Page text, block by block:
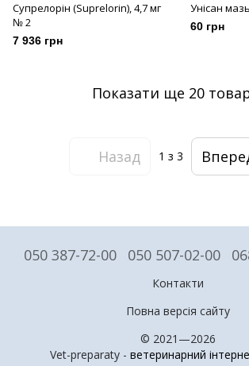
Супрелорін (Suprelorin), 4,7 мг
№ 2
7 936 грн
Унісан
60 грн
Показати ще 20
Назад 1 з 3
050 387-72-00 050 507-02-00
Контакти
Повна версія сайту
© 2021—2026
Vet-preparaty - ветеринарний